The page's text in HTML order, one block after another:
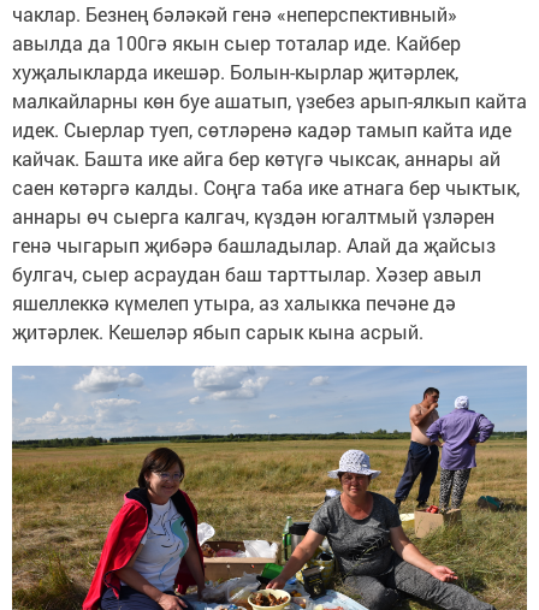
чаклар. Безнең бәләкәй генә «неперспективный»
авылда да 100гә якын сыер тоталар иде. Кайбер
хуҗалыкларда икешәр. Болын-кырлар җитәрлек,
малкайларны көн буе ашатып, үзебез арып-ялкып кайта
идек. Сыерлар туеп, сөтләренә кадәр тамып кайта иде
кайчак. Башта ике айга бер көтүгә чыксак, аннары ай
саен көтәргә калды. Соңга таба ике атнага бер чыктык,
аннары өч сыерга калгач, күздән югалтмый үзләрен
генә чыгарып җибәрә башладылар. Алай да җайсыз
булгач, сыер асраудан баш тарттылар. Хәзер авыл
яшеллеккә күмелеп утыра, аз халыкка печәне дә
җитәрлек. Кешеләр ябып сарык кына асрый.